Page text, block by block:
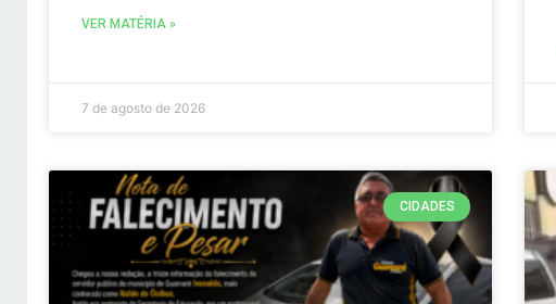
VER MATÉRIA »
7 de agosto de 2026
CIDADES